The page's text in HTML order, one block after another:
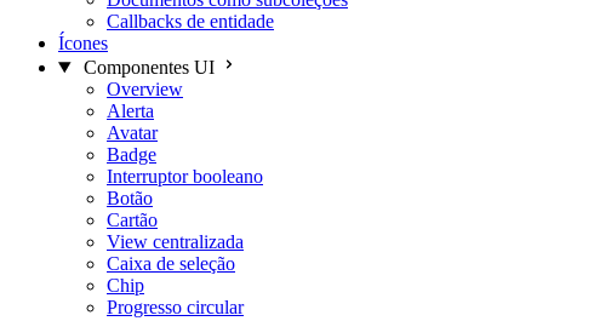
Callbacks de entidade
Ícones
Componentes UI
Overview
Alerta
Avatar
Badge
Interruptor booleano
Botão
Cartão
View centralizada
Caixa de seleção
Chip
Progresso circular